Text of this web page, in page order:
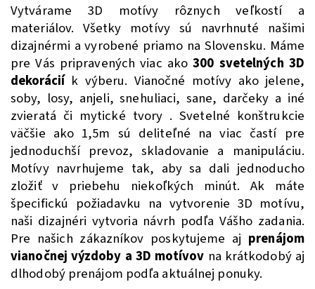
Vytvárame 3D motívy rôznych veľkostí a
materiálov. Všetky motívy sú navrhnuté našimi
dizajnérmi a vyrobené priamo na Slovensku. Máme
pre Vás pripravených viac ako300 svetelných 3D
dekoráciík výberu. Vianočné motívy ako jelene,
soby, losy, anjeli, snehuliaci, sane, darčeky a iné
zvieratá či mytické tvory . Svetelné konštrukcie
väčšie ako 1,5m sú deliteľné na viac častí pre
jednoduchší prevoz, skladovanie a manipuláciu.
Motívy navrhujeme tak, aby sa dali jednoducho
zložiť v priebehu niekoľkých minút. Ak máte
špecifickú požiadavku na vytvorenie 3D motívu,
naši dizajnéri vytvoria návrh podľa Vášho zadania.
Pre našich zákazníkov poskytujeme aj prenájom
vianočnej výzdoby a 3D motívov na krátkodobý aj
dlhodobý prenájom podľa aktuálnej ponuky.